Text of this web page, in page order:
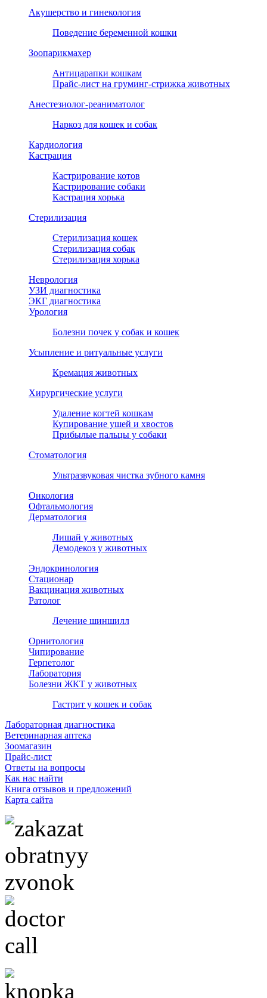
Акушерство и гинекология
Поведение беременной кошки
Зоопарикмахер
Антицарапки кошкам
Прайс-лист на груминг-стрижка животных
Анестезиолог-реаниматолог
Наркоз для кошек и собак
Кардиология
Кастрация
Кастрирование котов
Кастрирование собаки
Кастрация хорька
Стерилизация
Стерилизация кошек
Стерилизация собак
Стерилизация хорька
Неврология
УЗИ диагностика
ЭКГ диагностика
Урология
Болезни почек у собак и кошек
Усыпление и ритуальные услуги
Кремация животных
Хирургические услуги
Удаление когтей кошкам
Купирование ушей и хвостов
Прибылые пальцы у собаки
Стоматология
Ультразвуковая чистка зубного камня
Онкология
Офтальмология
Дерматология
Лишай у животных
Демодекоз у животных
Эндокринология
Стационар
Вакцинация животных
Ратолог
Лечение шиншилл
Орнитология
Чипирование
Герпетолог
Лаборатория
Болезни ЖКТ у животных
Гастрит у кошек и собак
Лабораторная диагностика
Ветеринарная аптека
Зоомагазин
Прайс-лист
Ответы на вопросы
Как нас найти
Книга отзывов и предложений
Карта сайта